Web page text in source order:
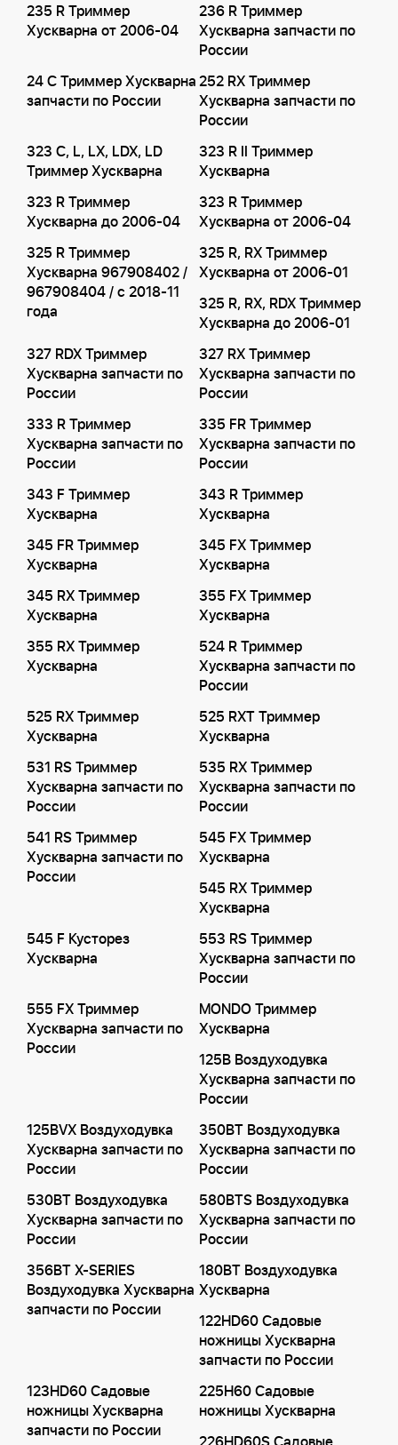
235 R Триммер
Хускварна от 2006-04
236 R Триммер
Хускварна запчасти по
России
24 C Триммер Хускварна
запчасти по России
252 RX Триммер
Хускварна запчасти по
России
323 C, L, LX, LDX, LD
Триммер Хускварна
323 R II Триммер
Хускварна
323 R Триммер
Хускварна до 2006-04
323 R Триммер
Хускварна от 2006-04
325 R Триммер
Хускварна 967908402 /
967908404 / с 2018-11
года
325 R, RX Триммер
Хускварна от 2006-01
325 R, RX, RDX Триммер
Хускварна до 2006-01
327 RDX Триммер
Хускварна запчасти по
России
327 RX Триммер
Хускварна запчасти по
России
333 R Триммер
Хускварна запчасти по
России
335 FR Триммер
Хускварна запчасти по
России
343 F Триммер
Хускварна
343 R Триммер
Хускварна
345 FR Триммер
Хускварна
345 FX Триммер
Хускварна
345 RX Триммер
Хускварна
355 FX Триммер
Хускварна
355 RX Триммер
Хускварна
524 R Триммер
Хускварна запчасти по
России
525 RX Триммер
Хускварна
525 RXT Триммер
Хускварна
531 RS Триммер
Хускварна запчасти по
России
535 RX Триммер
Хускварна запчасти по
России
541 RS Триммер
Хускварна запчасти по
России
545 FX Триммер
Хускварна
545 RX Триммер
Хускварна
545 F Кусторез
Хускварна
553 RS Триммер
Хускварна запчасти по
России
555 FX Триммер
Хускварна запчасти по
России
MONDO Триммер
Хускварна
125B Воздуходувка
Хускварна запчасти по
России
125BVX Воздуходувка
Хускварна запчасти по
России
350BT Воздуходувка
Хускварна запчасти по
России
530BT Воздуходувка
Хускварна запчасти по
России
580BTS Воздуходувка
Хускварна запчасти по
России
356BT X-SERIES
Воздуходувка Хускварна
запчасти по России
180BT Воздуходувка
Хускварна
122HD60 Садовые
ножницы Хускварна
запчасти по России
123HD60 Садовые
ножницы Хускварна
запчасти по России
225H60 Садовые
ножницы Хускварна